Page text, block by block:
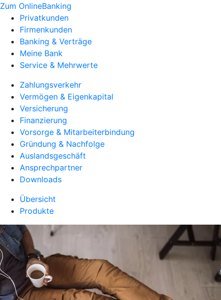
Zum OnlineBanking
Privatkunden
Firmenkunden
Banking & Verträge
Meine Bank
Service & Mehrwerte
Zahlungsverkehr
Vermögen & Eigenkapital
Versicherung
Finanzierung
Vorsorge & Mitarbeiterbindung
Gründung & Nachfolge
Auslandsgeschäft
Ansprechpartner
Downloads
Übersicht
Produkte